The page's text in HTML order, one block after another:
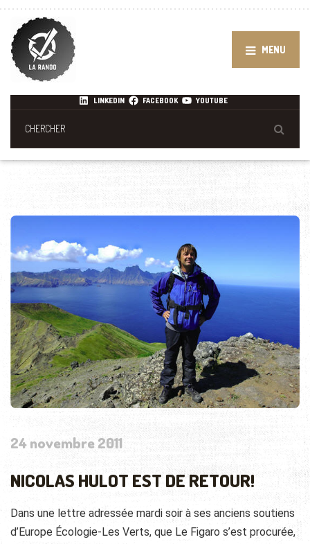
MENU
LINKEDIN FACEBOOK YOUTUBE
24 novembre 2011
NICOLAS HULOT EST DE RETOUR!
Dans une lettre adressée mardi soir à ses anciens soutiens
d’Europe Écologie-Les Verts, que Le Figaro s’est procurée,